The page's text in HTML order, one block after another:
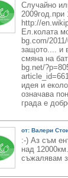
Случайно
http://
Ел.колата
bg.com/
защото.... и
смяна на
bg.net/
идея и
означава
града е
от: Валери
:-) Аз съм
над
съжалявам